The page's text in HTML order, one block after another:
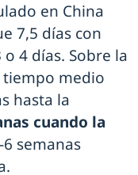
en China
7,5 días con
4 días. Sobre la
tiempo medio
hasta la
cuando la
6 semanas